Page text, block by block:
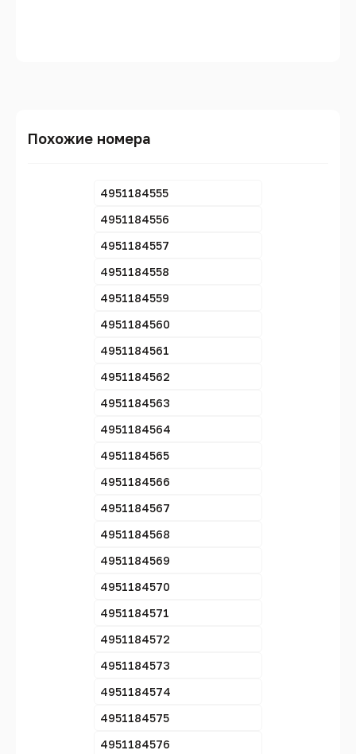
Похожие номера
4951184555
4951184556
4951184557
4951184558
4951184559
4951184560
4951184561
4951184562
4951184563
4951184564
4951184565
4951184566
4951184567
4951184568
4951184569
4951184570
4951184571
4951184572
4951184573
4951184574
4951184575
4951184576